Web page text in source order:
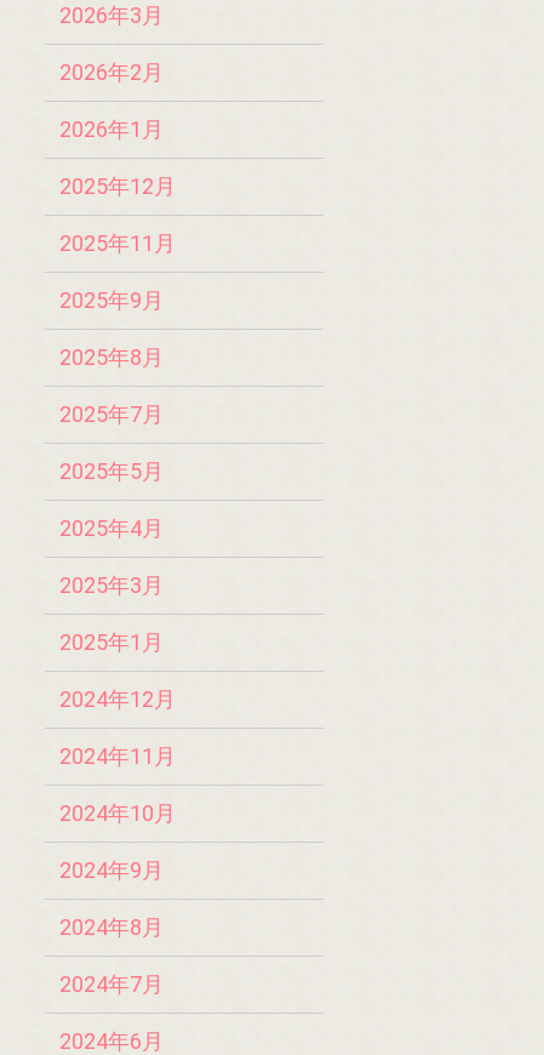
2026年3月
2026年2月
2026年1月
2025年12月
2025年11月
2025年9月
2025年8月
2025年7月
2025年5月
2025年4月
2025年3月
2025年1月
2024年12月
2024年11月
2024年10月
2024年9月
2024年8月
2024年7月
2024年6月